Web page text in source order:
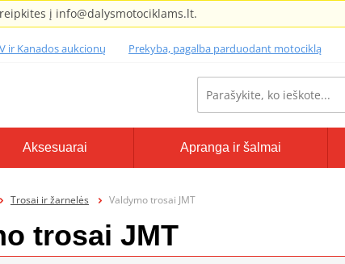
į info@dalysmotociklams.lt.
ir Kanados aukcionų Prekyba, pagalba parduodant motociklą
Aksesuarai Apranga ir šalmai
Trosai ir žarnelės Valdymo trosai JMT
trosai JMT